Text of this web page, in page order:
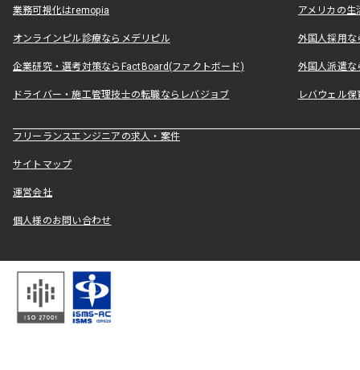
業務可視化はremopia アメリカの
オンラインピル診療ならメデリピル 外国人採用
企業研究・選考対策ならFactBoard(ファクトボード) 外国人派遣な
ドライバー・施工管理技士の転職ならレバジョブ レバウェル
フリーランスエンジニアの求人・案件
サイトマップ
運営会社
個人様のお問い合わせ